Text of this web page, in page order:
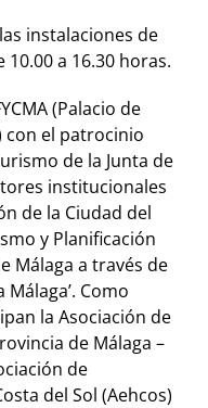
instalaciones de
10.00 a 16.30 horas.
(Palacio de
con el patrocinio
de la Junta de
institucionales
de la Ciudad del
y Planificación
Málaga a través de
Como
la Asociación de
de Málaga –
de
del Sol (Aehcos)